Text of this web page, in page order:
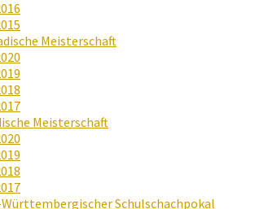
Meisterschaft
Meisterschaft
Schulschachpokal